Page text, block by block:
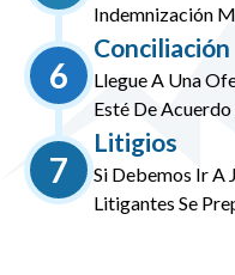
Indemnización
6
Conciliación
Llegue A Una
Esté De
7
Litigios
Si Debemos Ir A
Litigantes Se